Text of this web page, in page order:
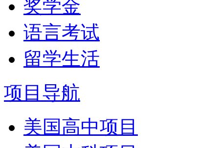
奖学金
语言考试
留学生活
项目导航
美国高中项目